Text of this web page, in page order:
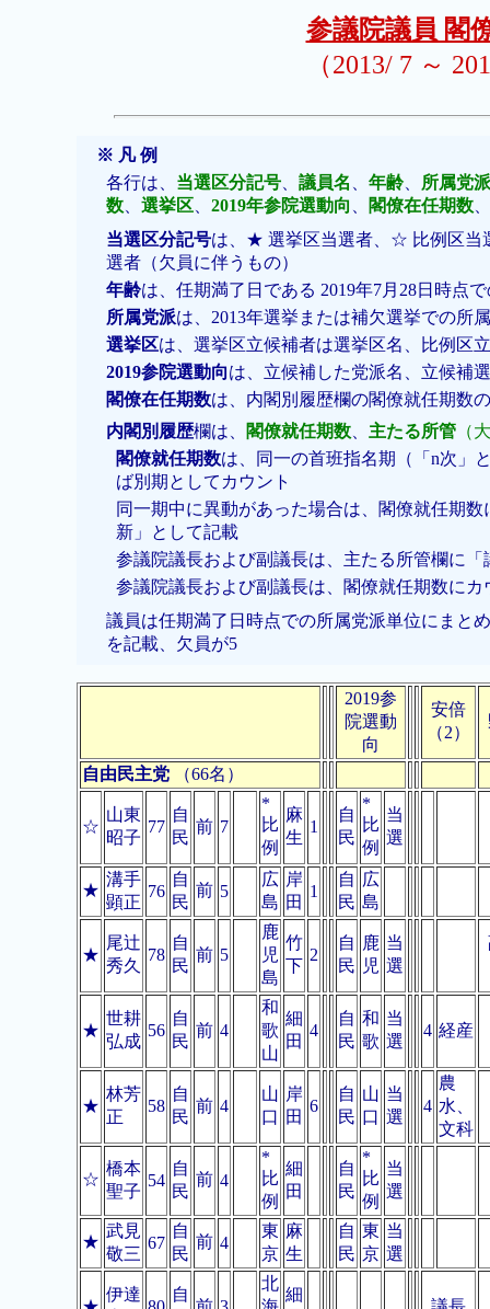
参議院議員 閣
（2013/ 7 ～
※ 凡 例
各行は、 当選区分記号 議員名 年齢
所属党派
数
選挙区 2019年参院選動向 閣僚在任期数
当選区分記号は、★ 選挙区当選者、☆ 比例区当
選者（欠員に伴うもの）
年齢は、任期満了日である 2019年7月28日時点
所属党派は、2013年選挙または補欠選挙での所
選挙区は、選挙区立候補者は選挙区名、比例区
2019参院選動向は、立候補した党派名、立候補
閣僚在任期数は、内閣別履歴欄の閣僚就任期数
内閣別履歴欄は、 閣僚就任期数 主たる所管 （
閣僚就任期数は、同一の首班指名期（「n次」
ば別期としてカウント
同一期中に異動があった場合は、閣僚就任期
新」として記載
参議院議長および副議長は、主たる所管欄に
参議院議長および副議長は、閣僚就任期数にカ
議員は任期満了日時点での所属党派単位にまと
を記載、欠員が5
2019参
院選動
向
安倍
（2）
自由民主党 （66名）
☆
山東
昭子
77
自
民
前 7
*
比
例
麻
生
1
自
民
*
比
例
当
選
★
溝手
顕正
76
自
民
前 5
広
島
岸
田
1
自
民
広
島
★
尾辻
秀久
78
自
民
前 5
鹿
児
島
竹
下
2
自
民
鹿
児
当
選
★
世耕
弘成
56
自
民
前 4
和
歌
山
細
田
4
自
民
和
歌
当
選
4 経産
★
林芳
正
58
自
民
前 4
山
口
岸
田
6
自
民
山
口
当
選
4
農
水、
文科
☆
橋本
聖子
54
自
民
前 4
*
比
例
細
田
自
民
*
比
例
当
選
★
武見
敬三
67
自
民
前 4
東
京
麻
生
自
民
東
京
当
選
伊達
自
北
細